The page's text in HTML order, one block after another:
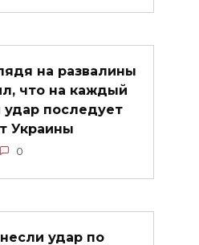
на развалины
что на каждый
удар последует
Украины
0
удар по